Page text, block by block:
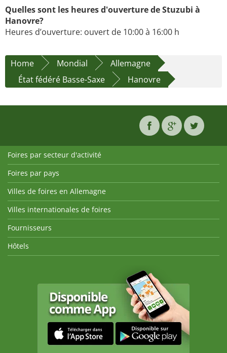
Quelles sont les heures d'ouverture de Stuzubi à
Hanovre?
Heures d’ouverture: ouvert de 10:00 à 16:00 h
Home Mondial
Allemagne
État fédéré Basse-Saxe
Hanovre
Foires par secteur d'activité
Foires par pays
Villes de foires en Allemagne
Villes internationales de foires
Fournisseurs
Hôtels